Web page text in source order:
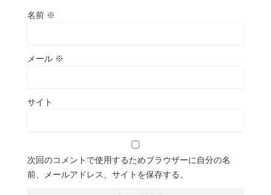
名前 ※
メール ※
サイト
次回のコメントで使用するためブラウザーに自分の名
前、メールアドレス、サイトを保存する。